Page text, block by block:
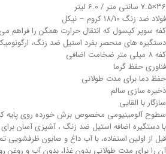
36×7.5 سانتی متر / 6.0 لیتر
فولاد ضد زنگ 18/10 کروم – نیکل
کفه سوپر کپسول که انتقال حرارت همگن را فراهم
دستگیره های منحصر بفرد استیل ضد زنگ،
کفه 8 میلی متر ضخامت اضافی
فناوری حفظ گرما
حفظ دما برای مدت طولانی
ذخیره سازی سالم
سازگار با القایی
سطوح آلومینیومی مخصوص برش خورده روی پایه
با دستگیره اضافه استیل ضد زنگ ، آشپزی آسان
قبل از اولین استفاده، با آب داغ و صابون ظرفشویی
آن را برای مدت طولانی بدون غذا، بدون آب و روغن